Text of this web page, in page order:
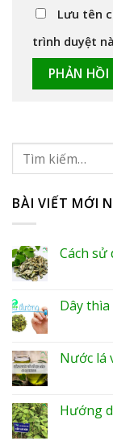
Lưu tên
trình duyệt
BÀI VIẾT MỚI
Cách
Dây
Nước lá
Hướng